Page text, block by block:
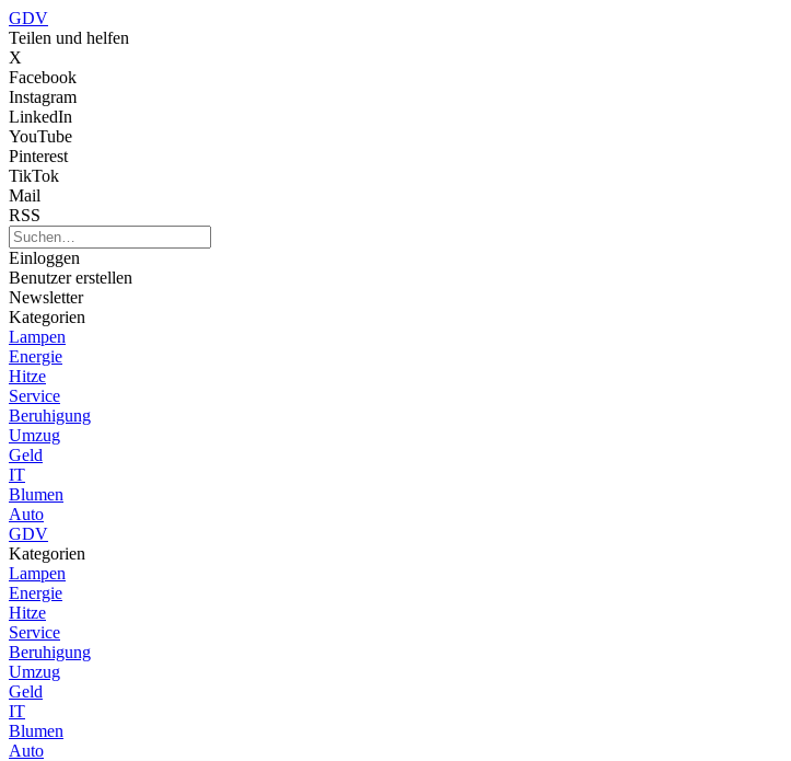
GDV
Teilen und helfen
X
Facebook
Instagram
LinkedIn
YouTube
Pinterest
TikTok
Mail
RSS
Einloggen
Benutzer erstellen
Newsletter
Kategorien
Lampen
Energie
Hitze
Service
Beruhigung
Umzug
Geld
IT
Blumen
Auto
GDV
Kategorien
Lampen
Energie
Hitze
Service
Beruhigung
Umzug
Geld
IT
Blumen
Auto